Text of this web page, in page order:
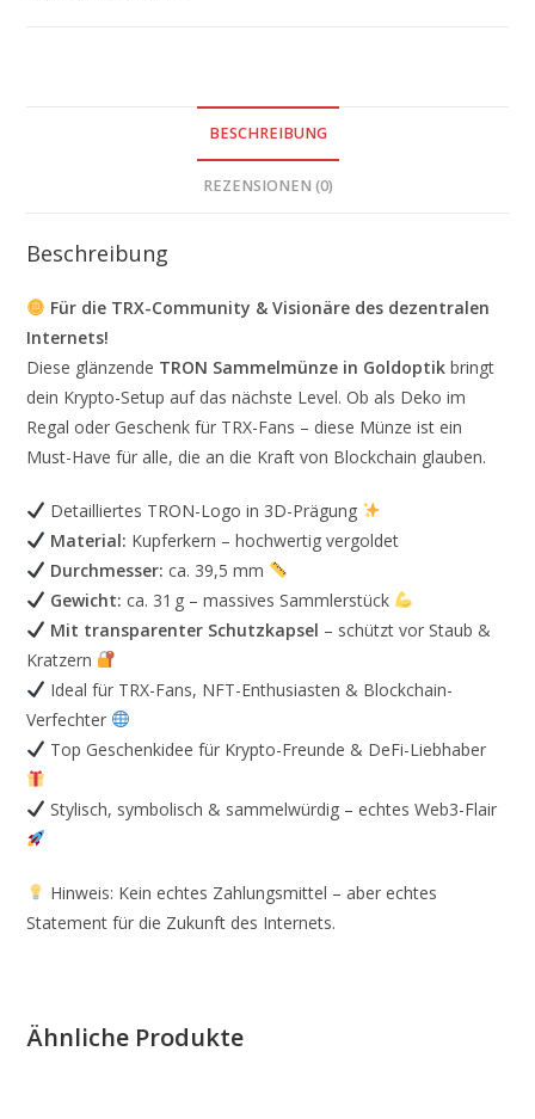
BESCHREIBUNG
REZENSIONEN (0)
Beschreibung
Für die TRX-Community & Visionäre des dezentralen
Internets!
Diese glänzende TRON Sammelmünze in Goldoptik bringt
dein Krypto-Setup auf das nächste Level. Ob als Deko im
Regal oder Geschenk für TRX-Fans – diese Münze ist ein
Must-Have für alle, die an die Kraft von Blockchain glauben.
Detailliertes TRON-Logo in 3D-Prägung
Material: Kupferkern – hochwertig vergoldet
Durchmesser: ca. 39,5 mm
Gewicht: ca. 31 g – massives Sammlerstück
Mit transparenter Schutzkapsel – schützt vor Staub &
Kratzern
Ideal für TRX-Fans, NFT-Enthusiasten & Blockchain-
Verfechter
Top Geschenkidee für Krypto-Freunde & DeFi-Liebhaber
Stylisch, symbolisch & sammelwürdig – echtes Web3-Flair
Hinweis: Kein echtes Zahlungsmittel – aber echtes
Statement für die Zukunft des Internets.
Ähnliche Produkte